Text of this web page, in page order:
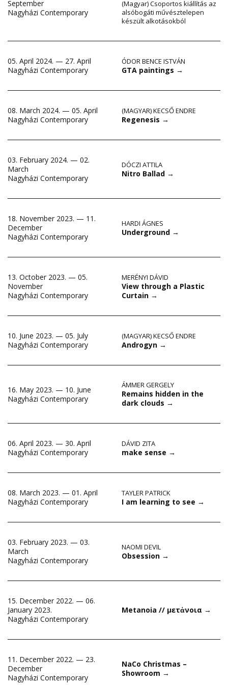
September
Nagyházi Contemporary
(Magyar) Csoportos kiállítás az
alsóbogáti művésztelepen
készült alkotásokból
05. April 2024. — 27. April
Nagyházi Contemporary
ÓDOR BENCE ISTVÁN
GTA paintings →
08. March 2024. — 05. April
Nagyházi Contemporary
(MAGYAR) KECSŐ ENDRE
Regenesis →
03. February 2024. — 02.
March
Nagyházi Contemporary
DÓCZI ATTILA
Nitro Ballad →
18. November 2023. — 11.
December
Nagyházi Contemporary
HARDI ÁGNES
Underground →
13. October 2023. — 05.
November
Nagyházi Contemporary
MERÉNYI DÁVID
View through a Plastic
Curtain →
10. June 2023. — 05. July
Nagyházi Contemporary
(MAGYAR) KECSŐ ENDRE
Androgyn →
16. May 2023. — 10. June
Nagyházi Contemporary
ÁMMER GERGELY
Remains hidden in the
dark clouds →
06. April 2023. — 30. April
Nagyházi Contemporary
DÁVID ZITA
make sense →
08. March 2023. — 01. April
Nagyházi Contemporary
TAYLER PATRICK
I am learning to see →
03. February 2023. — 03.
March
Nagyházi Contemporary
NAOMI DEVIL
Obsession →
15. December 2022. — 06.
January 2023.
Nagyházi Contemporary
Metanoia // μετἀνοια →
11. December 2022. — 23.
December
Nagyházi Contemporary
NaCo Christmas –
Showroom →